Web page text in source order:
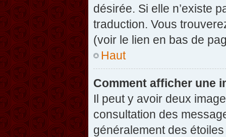
désirée. Si elle n’existe
traduction. Vous
(voir le lien en bas de
Haut
Comment afficher une
Il peut y avoir deux
consultation des
généralement des